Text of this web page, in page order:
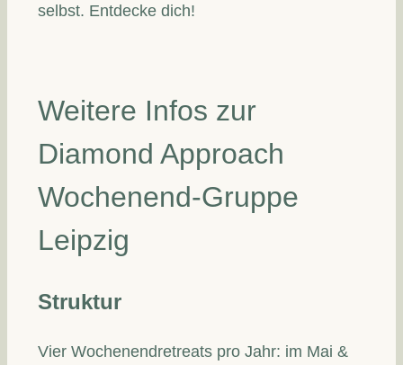
selbst. Entdecke dich!
Weitere Infos zur
Diamond Approach
Wochenend-Gruppe
Leipzig
Struktur
Vier Wochenendretreats pro Jahr: im Mai &